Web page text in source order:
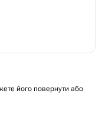
його повернути або